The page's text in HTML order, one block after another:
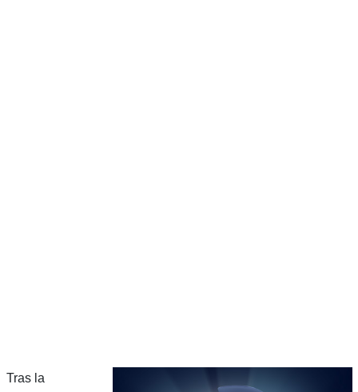
Tras la